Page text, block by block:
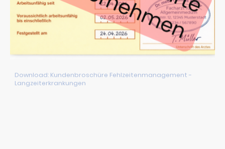
Download: Kundenbroschüre Fehlzeitenmanagement -
Langzeiterkrankungen